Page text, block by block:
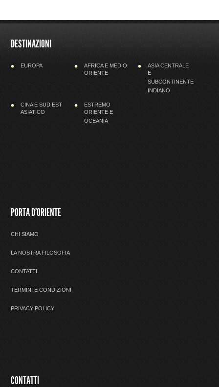
DESTINAZIONI
EUROPA AFRICA E MEDIO
ORIENTE
ASIA CENTRALE
E
SUBCONTINENTE
INDIANO
CINA E SUD EST
ASIATICO
ESTREMO
ORIENTE E
OCEANIA
PORTA D'ORIENTE
CHI SIAMO
LA NOSTRA FILOSOFIA
CONTATTI
TERMINI E CONDIZIONI
PRIVACY POLICY
CONTATTI